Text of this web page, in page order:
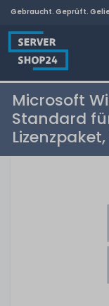
Gebraucht. Geprüft.
Microsoft
Standard